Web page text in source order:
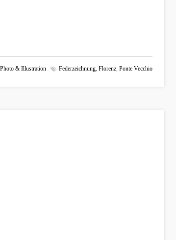
Photo & Illustration Federzeichnung Florenz Ponte Vecchio